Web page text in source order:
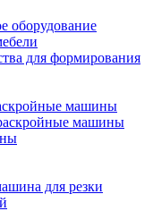
оборудование
для формирования
машины
машины
для резки